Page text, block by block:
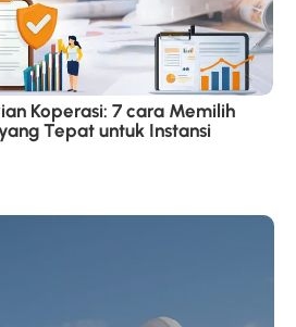
Koperasi: 7 cara Memilih
Tepat untuk Instansi